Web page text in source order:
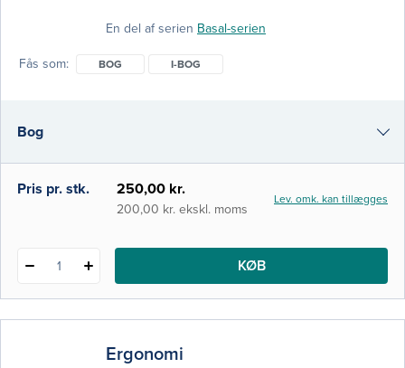
introduktion til hvad statistik er, forståelse
En del af serien Basal-serien
Fås som BOG I-BOG
Bog
i-bog
Pris pr. stk. 250,00 kr.
200,00 kr. ekskl. moms
Lev. omk. kan tillægges
1 KØB
Ergonomi